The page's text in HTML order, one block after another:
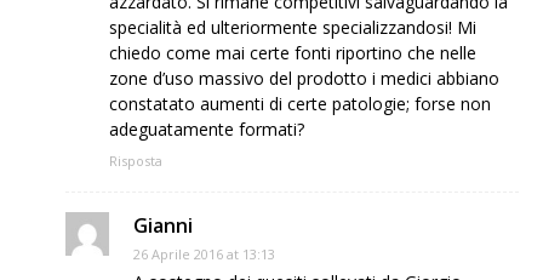
specialità ed ulteriormente specializzandosi! Mi
chiedo come mai certe fonti riportino che nelle
zone d’uso massivo del prodotto i medici abbiano
constatato aumenti di certe patologie; forse non
adeguatamente formati?
Risposta
Gianni
26 Aprile 2016 at 13:13